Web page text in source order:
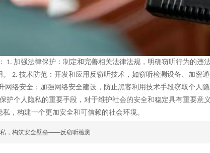
1. 加强法律保护：制定和完善相关法律法规，明确窃听行为的违
。 2. 技术防范：开发和应用反窃听技术，如窃听检测设备、加密
网络安全：加强网络安全建设，防止黑客利用技术手段窃取个人
护个人隐私的重要手段，对于维护社会的安全和稳定具有重要
，构建一个更加安全和可信赖的社会环境。
，构筑安全壁垒——反窃听检测